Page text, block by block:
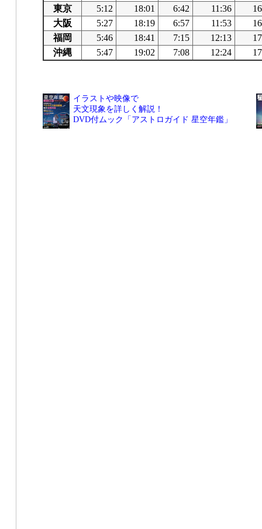
東京
5:12 18:01 6:42 11:36
大阪
5:27 18:19 6:57 11:53
福岡
5:46 18:41 7:15 12:13
沖縄
5:47 19:02 7:08 12:24
イラストや映像で
天文現象を詳しく解説！
DVD付ムック「アストロガイド 星空年鑑」